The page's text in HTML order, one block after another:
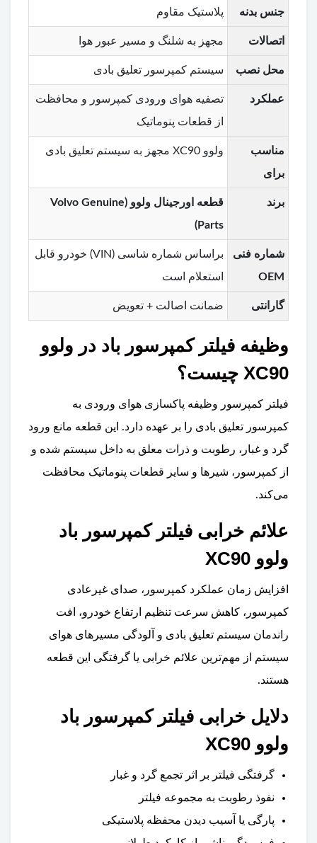
جنس بدنه پلاستیک مقاوم
اتصالات مجهز به شلنگ و مسیر عبور هوا
محل نصب سیستم کمپرسور تعلیق بادی
عملکرد
تصفیه هوای ورودی کمپرسور و محافظت
از قطعات پنوماتیک
مناسب
برای
ولوو XC90 مجهز به سیستم تعلیق بادی
برند
قطعه اورجینال ولوو (Volvo Genuine
Parts)
شماره فنی
OEM
براساس شماره شاسی (VIN) خودرو قابل
استعلام است
گارانتی ضمانت اصالت + تعویض
وظیفه فیلتر کمپرسور باد در ولوو
XC90 چیست؟
فیلتر کمپرسور وظیفه پاکسازی هوای ورودی به
کمپرسور تعلیق بادی را بر عهده دارد. این قطعه مانع ورود
گرد و غبار، رطوبت و ذرات معلق به داخل سیستم شده و
از کمپرسور، شیرها و سایر قطعات پنوماتیک محافظت
می‌کند.
علائم خرابی فیلتر کمپرسور باد
ولوو XC90
افزایش زمان عملکرد کمپرسور، صدای غیرعادی
کمپرسور، کاهش سرعت تنظیم ارتفاع خودرو، افت
راندمان سیستم تعلیق بادی و آلودگی مسیرهای هوای
سیستم از مهم‌ترین علائم خرابی یا گرفتگی این قطعه
هستند.
دلایل خرابی فیلتر کمپرسور باد
ولوو XC90
گرفتگی فیلتر بر اثر تجمع گرد و غبار
نفوذ رطوبت به مجموعه فیلتر
پارگی یا آسیب دیدن محفظه پلاستیکی